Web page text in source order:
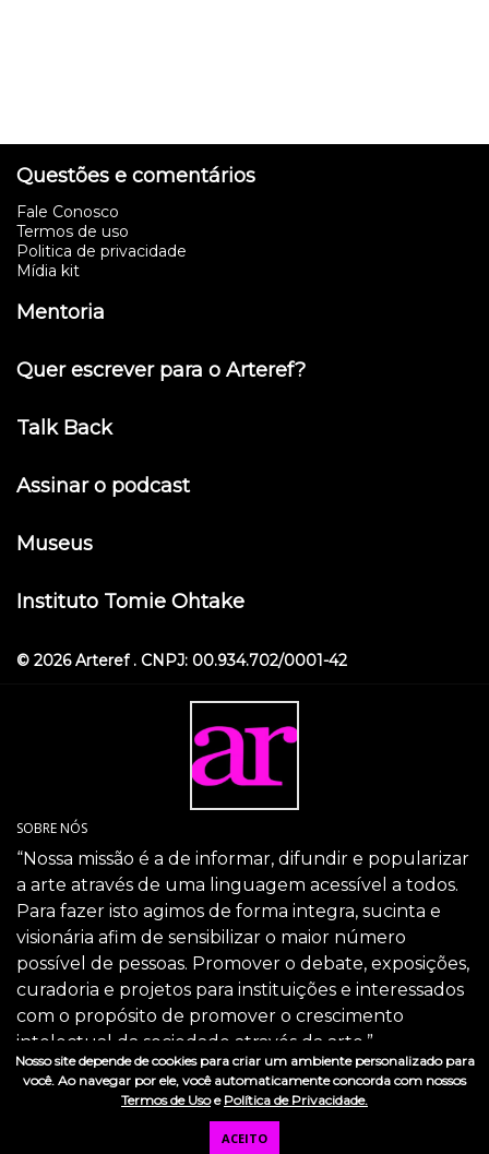
Questões e comentários
Fale Conosco
Termos de uso
Politica de privacidade
Mídia kit
Mentoria
Quer escrever para o Arteref?
Talk Back
Assinar o podcast
Museus
Instituto Tomie Ohtake
© 2026 Arteref . CNPJ: 00.934.702/0001-42
SOBRE NÓS
“Nossa missão é a de informar, difundir e popularizar
a arte através de uma linguagem acessível a todos.
Para fazer isto agimos de forma integra, sucinta e
visionária afim de sensibilizar o maior número
possível de pessoas. Promover o debate, exposições,
curadoria e projetos para instituições e interessados
com o propósito de promover o crescimento
intelectual da sociedade através da arte.”
SIGA-NOS
Nosso site depende de cookies para criar um ambiente personalizado para
você. Ao navegar por ele, você automaticamente concorda com nossos
Termos de Usoe Política de Privacidade.
ACEITO